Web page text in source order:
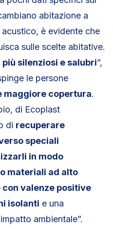
abitazione a
acustico, è evidente che
sulle scelte abitative.
silenziosi e salubri”,
le persone
maggiore copertura.
di Ecoplast
di recuperare
speciali
in modo
materiali ad alto
valenze positive
isolanti e una
ambientale”.